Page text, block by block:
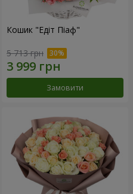
Кошик "Едіт Піаф"
5 713 грн
Замовити